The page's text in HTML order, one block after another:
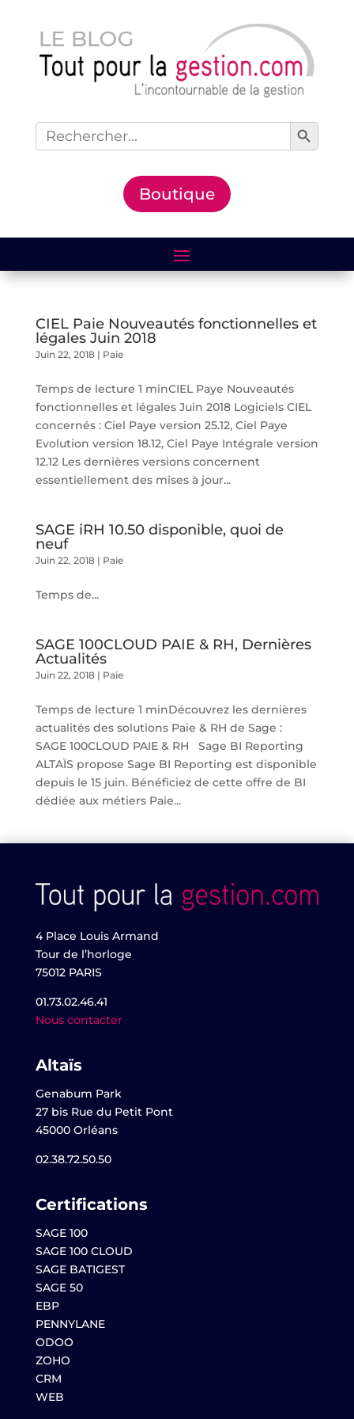
Search
for:
Search Button
Boutique
CIEL Paie Nouveautés fonctionnelles et
légales Juin 2018
Juin 22, 2018| Paie
Temps de lecture 1 minCIEL Paye Nouveautés
fonctionnelles et légales Juin 2018 Logiciels CIEL
concernés : Ciel Paye version 25.12, Ciel Paye
Evolution version 18.12, Ciel Paye Intégrale version
12.12 Les dernières versions concernent
essentiellement des mises à jour...
SAGE iRH 10.50 disponible, quoi de
neuf
Juin 22, 2018| Paie
Temps de...
SAGE 100CLOUD PAIE & RH, Dernières
Actualités
Juin 22, 2018| Paie
Temps de lecture 1 minDécouvrez les dernières
actualités des solutions Paie & RH de Sage :
SAGE 100CLOUD PAIE & RH Sage BI Reporting
ALTAÏS propose Sage BI Reporting est disponible
depuis le 15 juin. Bénéficiez de cette offre de BI
dédiée aux métiers Paie...
4 Place Louis Armand
Tour de l’horloge
75012 PARIS
01.73.02.46.41
Nous contacter
Altaïs
Genabum Park
27 bis Rue du Petit Pont
45000 Orléans
02.38.72.50.50
Certifications
SAGE 100
SAGE 100 CLOUD
SAGE BATIGEST
SAGE 50
EBP
PENNYLANE
ODOO
ZOHO
CRM
WEB